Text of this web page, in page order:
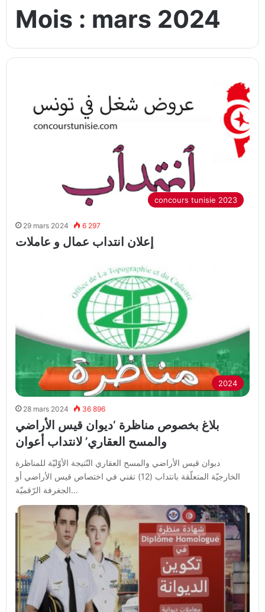
Mois : mars 2024
concours tunisie 2023
29 mars 2024 6 297
إعلان انتداب عمال و عاملات
2024
28 mars 2024 36 896
بلاغ بخصوص مناظرة ‘ديوان قيس الأراضي
والمسح العقاري’ لانتداب أعوان
ديوان قيس الأراضي والمسح العقاري النّتيجة الأوّليّة للمناظرة
الخارجيّة المتعلّقة بانتداب (12) تقني في اختصاص قيس الأراضي أو
الجغرفة الرّقميّة…